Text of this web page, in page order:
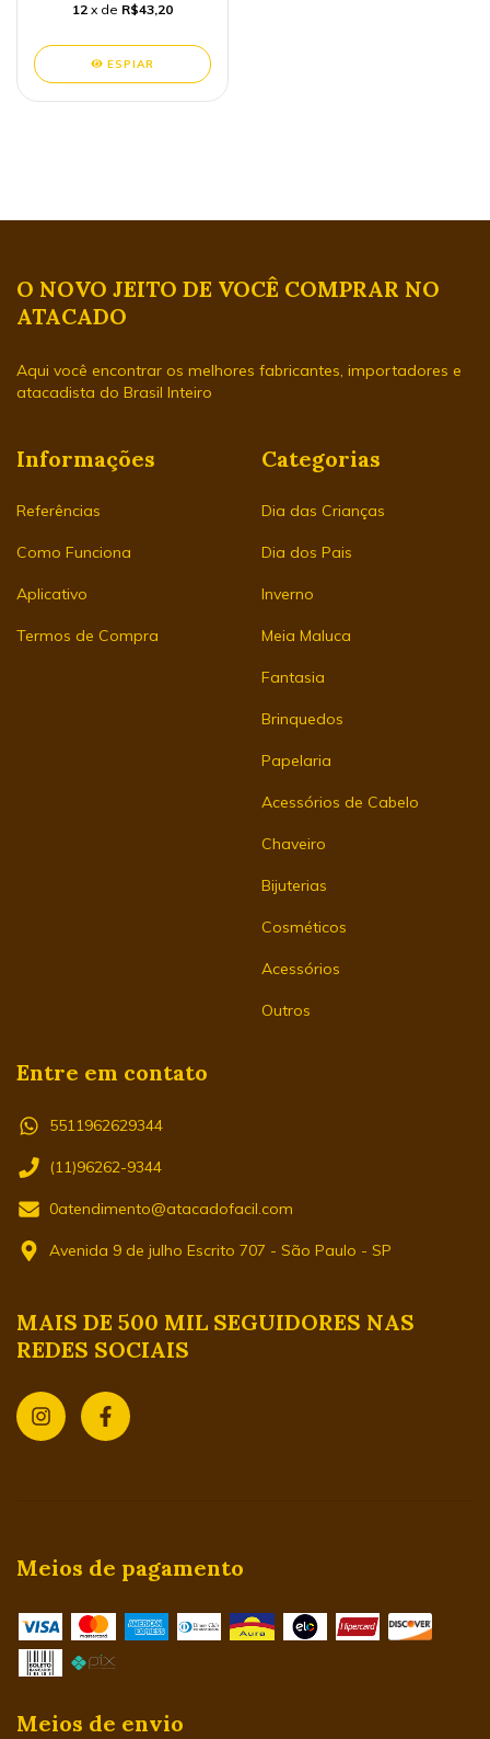
12 x de R$43,20
ESPIAR
O NOVO JEITO DE VOCÊ COMPRAR NO
ATACADO
Aqui você encontrar os melhores fabricantes, importadores e
atacadista do Brasil Inteiro
Informações
Referências
Como Funciona
Aplicativo
Termos de Compra
Categorias
Dia das Crianças
Dia dos Pais
Inverno
Meia Maluca
Fantasia
Brinquedos
Papelaria
Acessórios de Cabelo
Chaveiro
Bijuterias
Cosméticos
Acessórios
Outros
Entre em contato
5511962629344
(11)96262-9344
0atendimento@atacadofacil.com
Avenida 9 de julho Escrito 707 - São Paulo - SP
MAIS DE 500 MIL SEGUIDORES NAS
REDES SOCIAIS
Meios de pagamento
Meios de envio